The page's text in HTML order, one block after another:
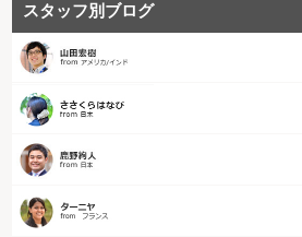
スタッフ別ブログ